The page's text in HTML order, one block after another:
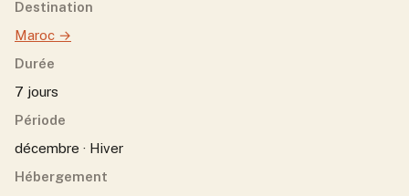
Destination
Maroc →
Durée
7 jours
Période
décembre · Hiver
Hébergement